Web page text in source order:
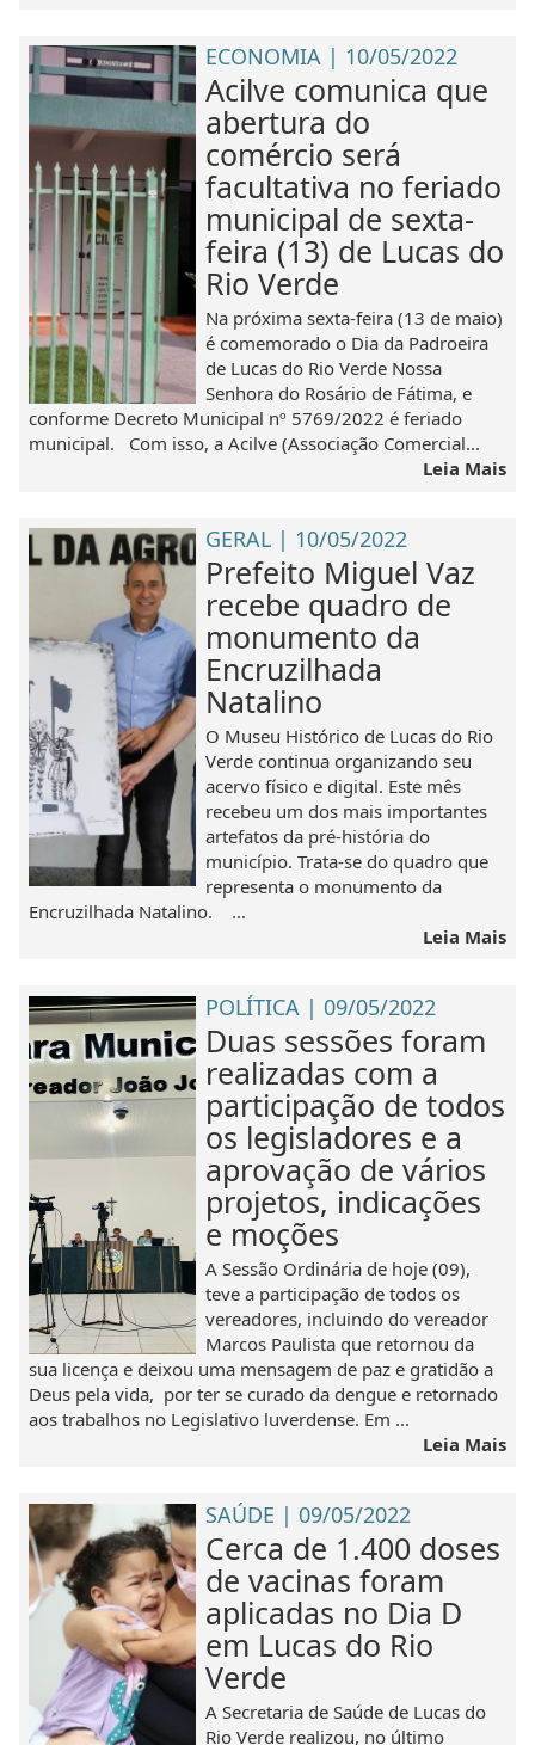
ECONOMIA | 10/05/2022
Acilve comunica que
abertura do
comércio será
facultativa no feriado
municipal de sexta-
feira (13) de Lucas do
Rio Verde
Na próxima sexta-feira (13 de maio)
é comemorado o Dia da Padroeira
de Lucas do Rio Verde Nossa
Senhora do Rosário de Fátima, e
conforme Decreto Municipal nº 5769/2022 é feriado
municipal. Com isso, a Acilve (Associação Comercial...
Leia Mais
GERAL | 10/05/2022
Prefeito Miguel Vaz
recebe quadro de
monumento da
Encruzilhada
Natalino
O Museu Histórico de Lucas do Rio
Verde continua organizando seu
acervo físico e digital. Este mês
recebeu um dos mais importantes
artefatos da pré-história do
município. Trata-se do quadro que
representa o monumento da
Encruzilhada Natalino. ...
Leia Mais
POLÍTICA | 09/05/2022
Duas sessões foram
realizadas com a
participação de todos
os legisladores e a
aprovação de vários
projetos, indicações
e moções
A Sessão Ordinária de hoje (09),
teve a participação de todos os
vereadores, incluindo do vereador
Marcos Paulista que retornou da
sua licença e deixou uma mensagem de paz e gratidão a
Deus pela vida, por ter se curado da dengue e retornado
aos trabalhos no Legislativo luverdense. Em ...
Leia Mais
SAÚDE | 09/05/2022
Cerca de 1.400 doses
de vacinas foram
aplicadas no Dia D
em Lucas do Rio
Verde
A Secretaria de Saúde de Lucas do
Rio Verde realizou, no último